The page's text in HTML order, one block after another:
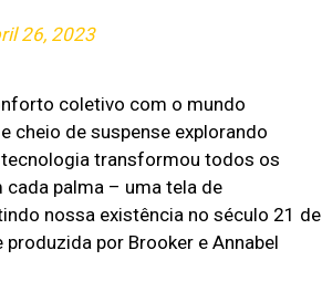
26, 2023
coletivo com o mundo
cheio de suspense explorando
transformou todos os
palma – uma tela de
nossa existência no século 21 de
por Brooker e Annabel